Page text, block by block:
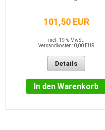
101,50 EUR
incl. 19 % MwSt.
Versandkosten: 0,00 EUR
Details
In den Warenkorb